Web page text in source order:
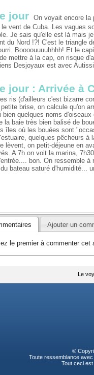
jour On voyait encore la
vent de Cuba. Les vagues
Je sais qu'elle est là mais
du Nord !?! C'est le triangle
Boooouuuuhhhh! Et le
mettre à la cap, on risque
Desjoyaux est avec
jour : Arrivée à
ris (d'ailleurs c'est bizarre
brise, on calcule qu'on
bien quelques noms
la baie très bien balisé de
îles où les bouées sont
quelques pêcheurs
lèvent, on petit-déjeune en
A 7h on voit la marina,
bon. On ressemble
du bateau saturé d'humidité...
Ajouter un
le premier à commenter cet
Le
©
Toute ressemblance
Tout ceci